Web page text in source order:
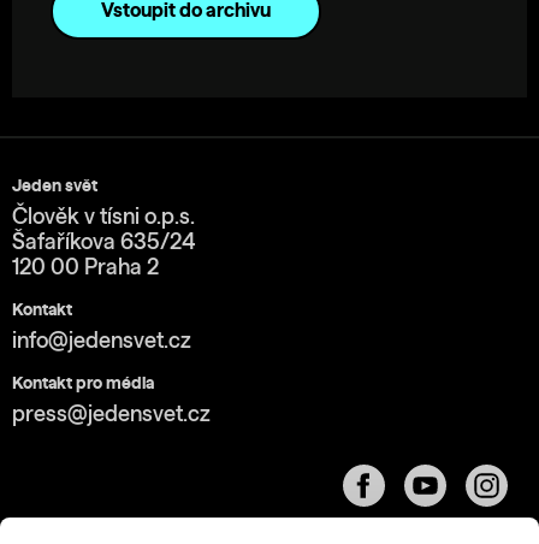
Vstoupit do archivu
Jeden svět
Člověk v tísni o.p.s.
Šafaříkova 635/24
120 00 Praha 2
Kontakt
info@jedensvet.cz
Kontakt pro média
press@jedensvet.cz